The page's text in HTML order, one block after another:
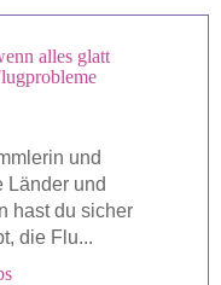
alles glatt
und
Länder und
hast du sicher
die Flu...